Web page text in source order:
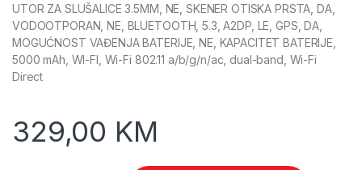
UTOR ZA SLUŠALICE 3.5MM, NE, SKENER OTISKA PRSTA, DA,
VODOOTPORAN, NE, BLUETOOTH, 5.3, A2DP, LE, GPS, DA,
MOGUĆNOST VAĐENJA BATERIJE, NE, KAPACITET BATERIJE,
5000 mAh, WI-FI, Wi-Fi 802.11 a/b/g/n/ac, dual-band, Wi-Fi
Direct
329,00 KM